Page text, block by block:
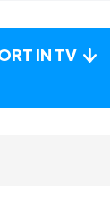
IN TV